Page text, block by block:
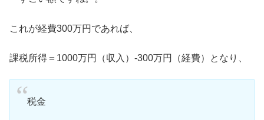
これが経費300万円であれば、
課税所得＝1000万円（収入）-300万円（経費）となり、
税金